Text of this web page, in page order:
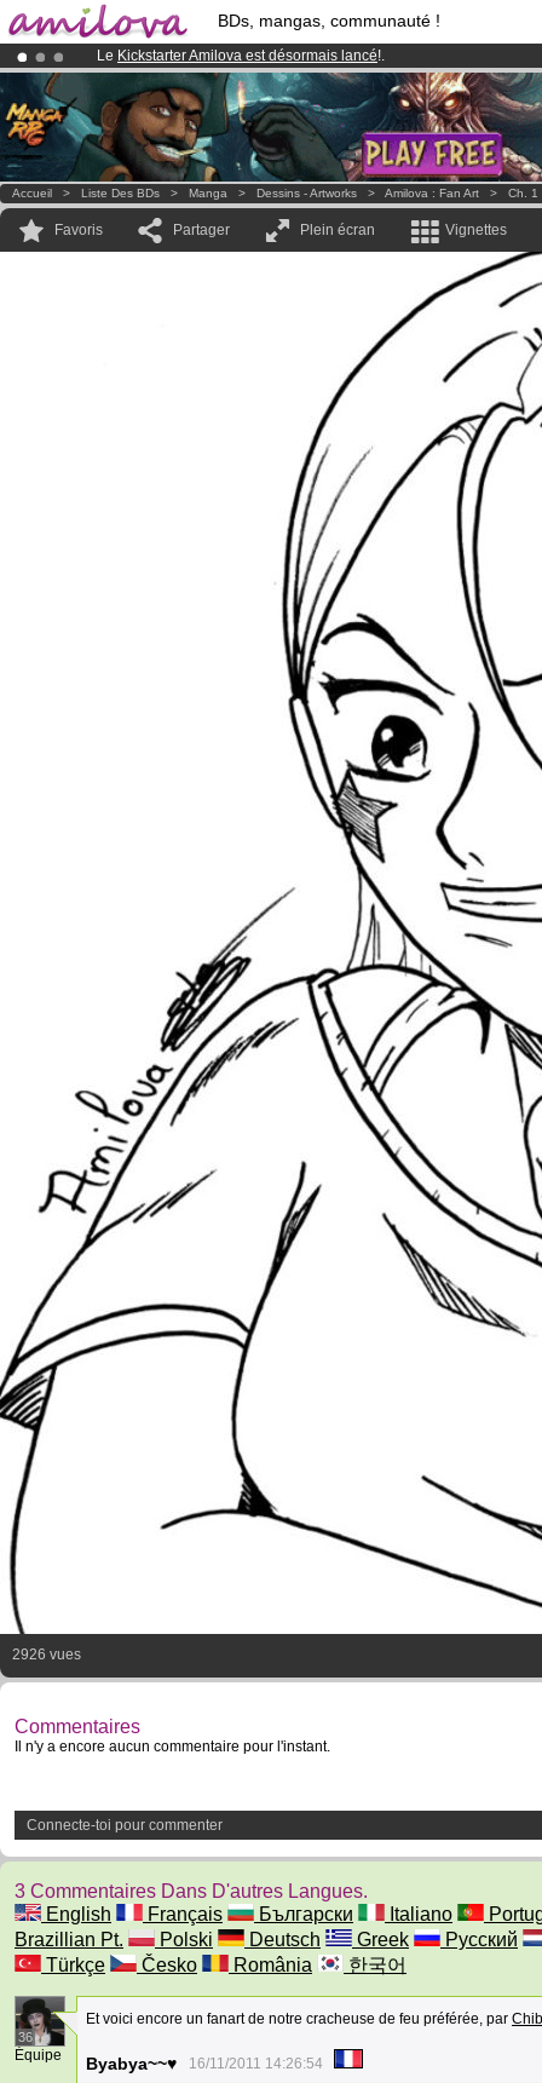
BDs, mangas, communauté !
Le Kickstarter Amilova est désormais lancé!.
Déjà 100000membreset 1000BDs & Mangas!
Abonnement premium: à partir de
3.95 eurospar mois !Clique ici
Accueil > Liste Des BDs > Manga > Dessins - Artworks > Amilova : Fan Art > Ch. 1
Favoris Partager Plein écran Vignettes
2926 vues
Commentaires
Il n'y a encore aucun commentaire pour l'instant.
Connecte-toi pour commenter
3 Commentaires Dans D'autres Langues.
English
Français Български Italiano
Brazillian Pt.
Polski Deutsch Greek
Русский
Türkçe
Česko România 한국어
36
Équipe
Et voici encore un fanart de notre cracheuse de feu préférée, par
Byabya~~♥ 16/11/2011 14:26:54